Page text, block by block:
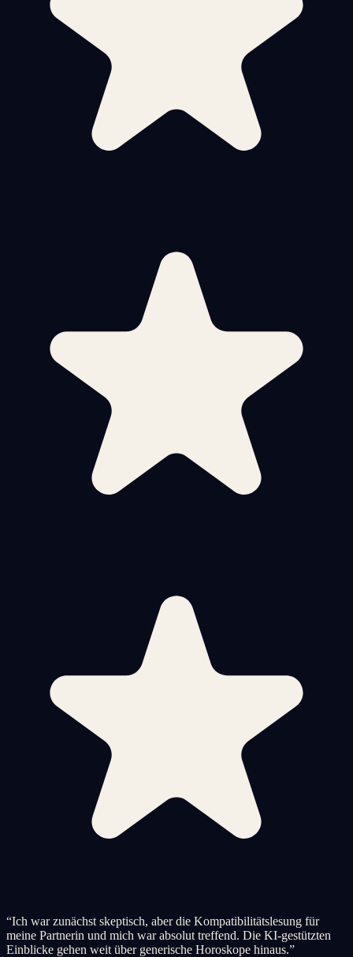
“Ich war zunächst skeptisch, aber die Kompatibilitätslesung für
meine Partnerin und mich war absolut treffend. Die KI-gestützten
Einblicke gehen weit über generische Horoskope hinaus.”